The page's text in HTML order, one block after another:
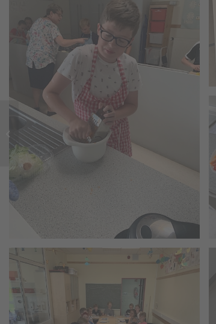
Lutz van Dijk von
HOKISA zu Besuch